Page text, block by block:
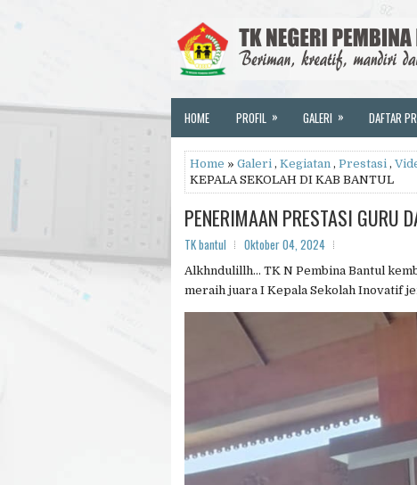
HOME PROFIL » GALERI » DAFTAR
Home » Galeri , Kegiatan , Prestasi ,
KEPALA SEKOLAH DI KAB BANTUL
PENERIMAAN PRESTASI GURU
TK bantul Oktober 04, 2024
Alkhndulillh... TK N Pembina Bantul
meraih juara I Kepala Sekolah Inovatif